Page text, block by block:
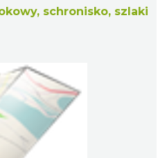
schronisko, szlaki